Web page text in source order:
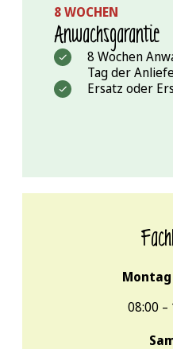
8 WOCHEN
Anwachs­garantie
8 Wochen
Tag der
Ersatz oder
08:00